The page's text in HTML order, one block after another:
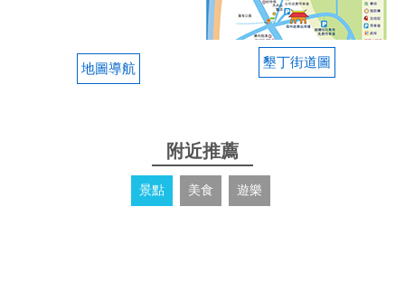
地圖導航 墾丁街道圖
附近推薦
景點 美食 遊樂